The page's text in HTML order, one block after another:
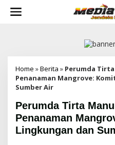
Home »Berita » Perumda
Penanaman Mangrove:
Sumber Air
Perumda Tirta
Penanaman
Lingkungan dan